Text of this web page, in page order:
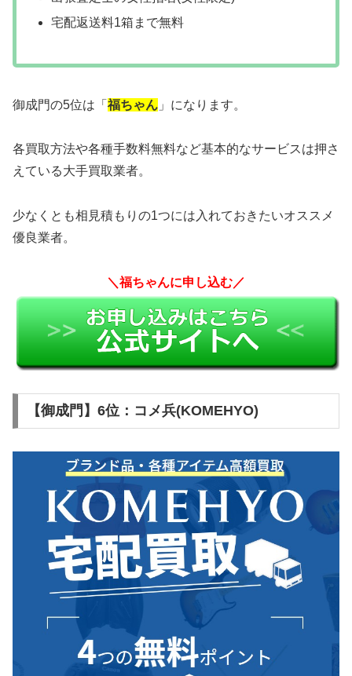
宅配返送料1箱まで無料
御成門の5位は「 福ちゃん 」になります。
各買取方法や各種手数料無料など基本的なサービスは押さ
えている大手買取業者。
少なくとも相見積もりの1つには入れておきたいオススメ
優良業者。
＼福ちゃんに申し込む／
【御成門】6位：コメ兵(KOMEHYO)